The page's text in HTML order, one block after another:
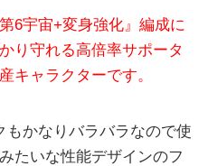
6宇宙+変身強化』編成に
り守れる高倍率サポータ
キャラクターです。
もかなりバラバラなので使
たいな性能デザインのフ